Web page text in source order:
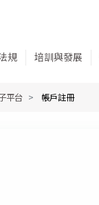
規 培訓與發展
平台 帳戶註冊